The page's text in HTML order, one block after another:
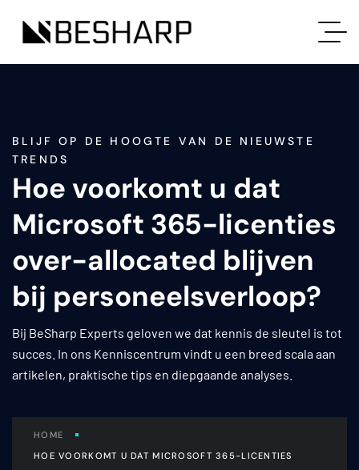
BLIJF OP DE HOOGTE VAN DE NIEUWSTE
TRENDS
Hoe voorkomt u dat
Microsoft 365-licenties
over-allocated blijven
bij personeelsverloop?
Bij BeSharp Experts geloven we dat kennis de sleutel is tot
succes. In ons Kenniscentrum vindt u een breed scala aan
artikelen, praktische tips en diepgaande analyses.
HOME
HOE VOORKOMT U DAT MICROSOFT 365-LICENTIES